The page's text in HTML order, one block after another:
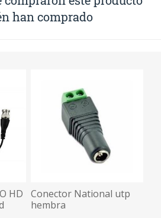
han comprado
HD
Conector National utp
hembra